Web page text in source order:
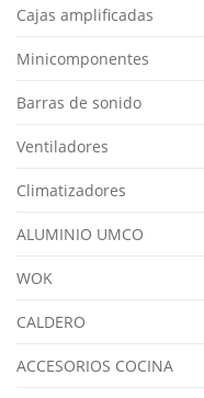
Cajas amplificadas
Minicomponentes
Barras de sonido
Ventiladores
Climatizadores
ALUMINIO UMCO
WOK
CALDERO
ACCESORIOS COCINA